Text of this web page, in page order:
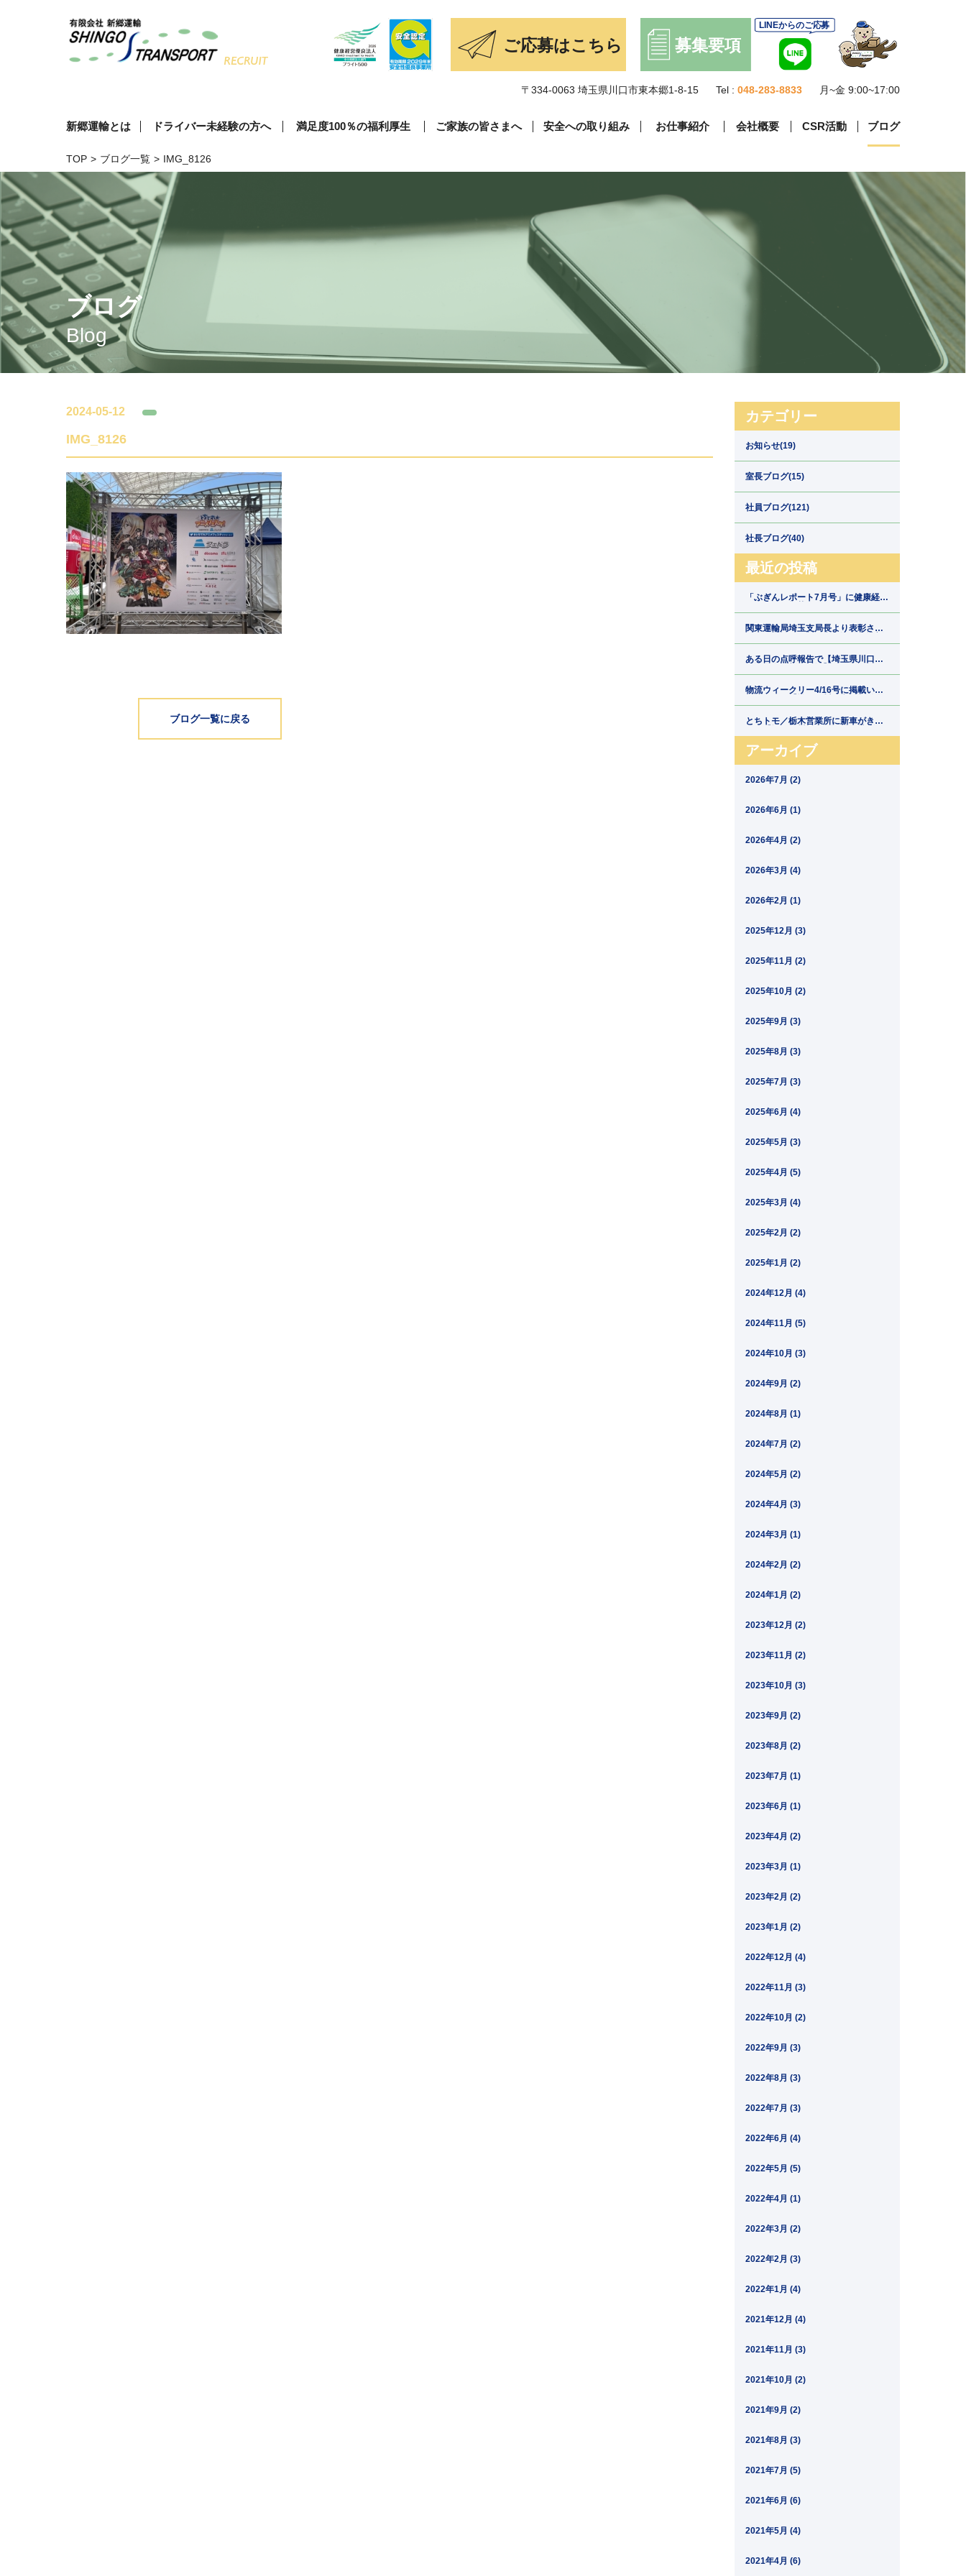
〒334-0063 埼玉県川口市東本郷1-8-15 Tel : 048-283-8833 月~金 9:00~17:00
新郷運輸とは ドライバー未経験の方へ 満足度100％の福利厚生 ご家族の皆さまへ 安全への取り組み お仕事紹介 会社概要 CSR活動 ブログ
TOP > ブログ一覧 > IMG_8126
ブログ
Blog
2024-05-12
IMG_8126
ブログ一覧に戻る
カテゴリー
お知らせ(19)
室長ブログ(15)
社員ブログ(121)
社長ブログ(40)
最近の投稿
「ぶぎんレポート7月号」に健康経営
川口市の運送会社新郷運輸】
関東運輸局埼玉支局長より表彰され
郷運輸】
ある日の点呼報告で【埼玉県川口市
物流ウィークリー4/16号に掲載いた
社新郷運輸】
とちトモ／栃木営業所に新車がきま
運輸】
アーカイブ
2026年7月 (2)
2026年6月 (1)
2026年4月 (2)
2026年3月 (4)
2026年2月 (1)
2025年12月 (3)
2025年11月 (2)
2025年10月 (2)
2025年9月 (3)
2025年8月 (3)
2025年7月 (3)
2025年6月 (4)
2025年5月 (3)
2025年4月 (5)
2025年3月 (4)
2025年2月 (2)
2025年1月 (2)
2024年12月 (4)
2024年11月 (5)
2024年10月 (3)
2024年9月 (2)
2024年8月 (1)
2024年7月 (2)
2024年5月 (2)
2024年4月 (3)
2024年3月 (1)
2024年2月 (2)
2024年1月 (2)
2023年12月 (2)
2023年11月 (2)
2023年10月 (3)
2023年9月 (2)
2023年8月 (2)
2023年7月 (1)
2023年6月 (1)
2023年4月 (2)
2023年3月 (1)
2023年2月 (2)
2023年1月 (2)
2022年12月 (4)
2022年11月 (3)
2022年10月 (2)
2022年9月 (3)
2022年8月 (3)
2022年7月 (3)
2022年6月 (4)
2022年5月 (5)
2022年4月 (1)
2022年3月 (2)
2022年2月 (3)
2022年1月 (4)
2021年12月 (4)
2021年11月 (3)
2021年10月 (2)
2021年9月 (2)
2021年8月 (3)
2021年7月 (5)
2021年6月 (6)
2021年5月 (4)
2021年4月 (6)